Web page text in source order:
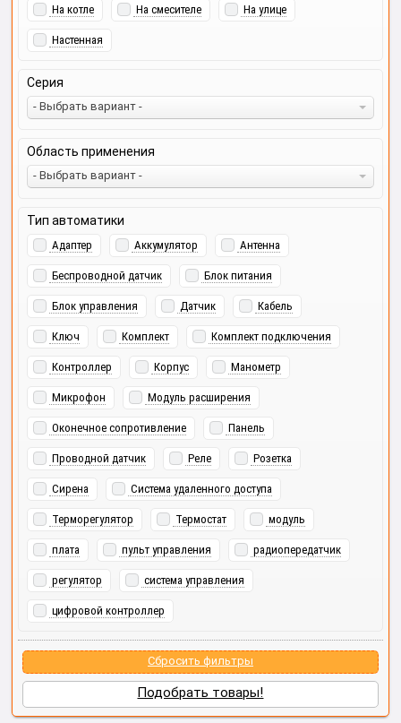
На котле На смесителе На улице
Настенная
Серия
- Выбрать вариант -
Область применения
- Выбрать вариант -
Тип автоматики
Адаптер Аккумулятор Антенна
Беспроводной датчик Блок питания
Блок управления Датчик Кабель
Ключ Комплект Комплект подключения
Контроллер Корпус Манометр
Микрофон Модуль расширения
Оконечное сопротивление Панель
Проводной датчик Реле Розетка
Сирена Система удаленного доступа
Терморегулятор Термостат модуль
плата пульт управления радиопередатчик
регулятор система управления
цифровой контроллер
Подобрать товары!
Сбросить фильтры